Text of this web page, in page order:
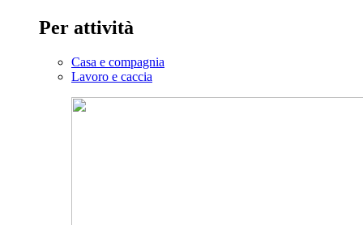
Per attività
Casa e compagnia
Lavoro e caccia